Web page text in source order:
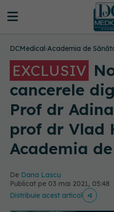
DCMedical›Academia de
EXCLUSIV
cancerele
Prof dr
prof dr Vlad
Academia
De Dana Lascu
Publicat pe 03 mai 2021, 05:48
Distribuie acest articol